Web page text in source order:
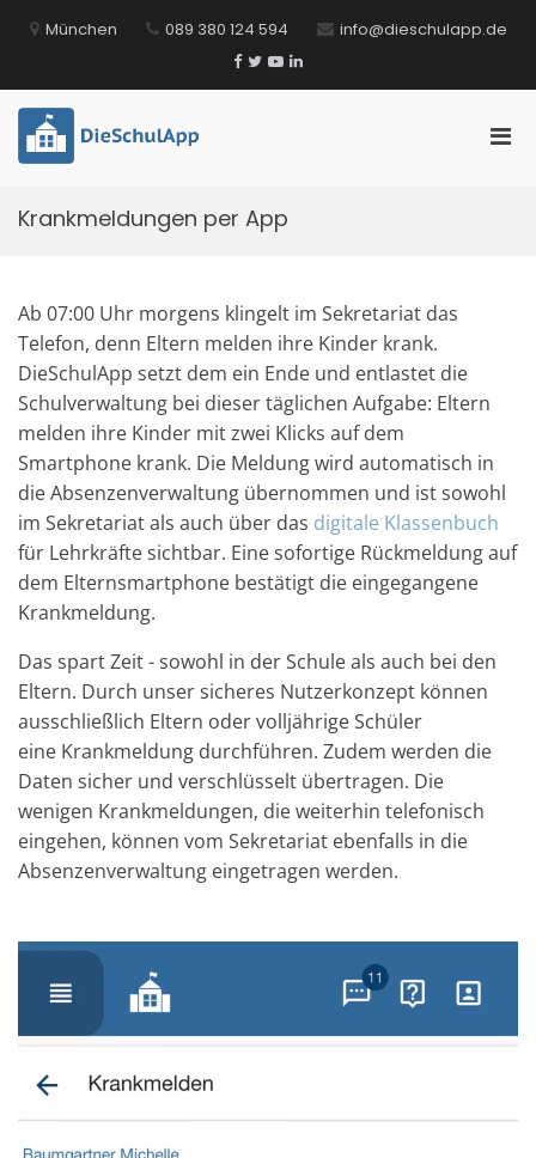
Inhalt München 089 380 124 594 info@dieschulapp.de
Facebook
TwitterYouTube
LinkedIn
Krankmeldungen per App
Ab 07:00 Uhr morgens klingelt im Sekretariat das
Telefon, denn Eltern melden ihre Kinder krank.
DieSchulApp setzt dem ein Ende und entlastet die
Schulverwaltung bei dieser täglichen Aufgabe: Eltern
melden ihre Kinder mit zwei Klicks auf dem
Smartphone krank. Die Meldung wird automatisch in
die Absenzenverwaltung übernommen und ist sowohl
im Sekretariat als auch über das digitale Klassenbuch
für Lehrkräfte sichtbar. Eine sofortige Rückmeldung auf
dem Elternsmartphone bestätigt die eingegangene
Krankmeldung.
Das spart Zeit - sowohl in der Schule als auch bei den
Eltern. Durch unser sicheres Nutzerkonzept können
ausschließlich Eltern oder volljährige Schüler
eine Krankmeldung durchführen. Zudem werden die
Daten sicher und verschlüsselt übertragen. Die
wenigen Krankmeldungen, die weiterhin telefonisch
eingehen, können vom Sekretariat ebenfalls in die
Absenzenverwaltung eingetragen werden.